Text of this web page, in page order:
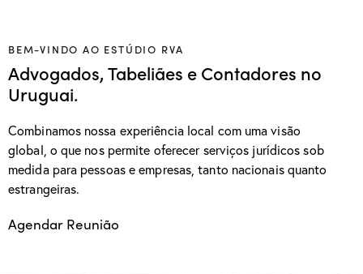
BEM-VINDO AO ESTÚDIO RVA
Advogados, Tabeliães e Contadores no
Uruguai.
Combinamos nossa experiência local com uma visão
global, o que nos permite oferecer serviços jurídicos sob
medida para pessoas e empresas, tanto nacionais quanto
estrangeiras.
Agendar Reunião